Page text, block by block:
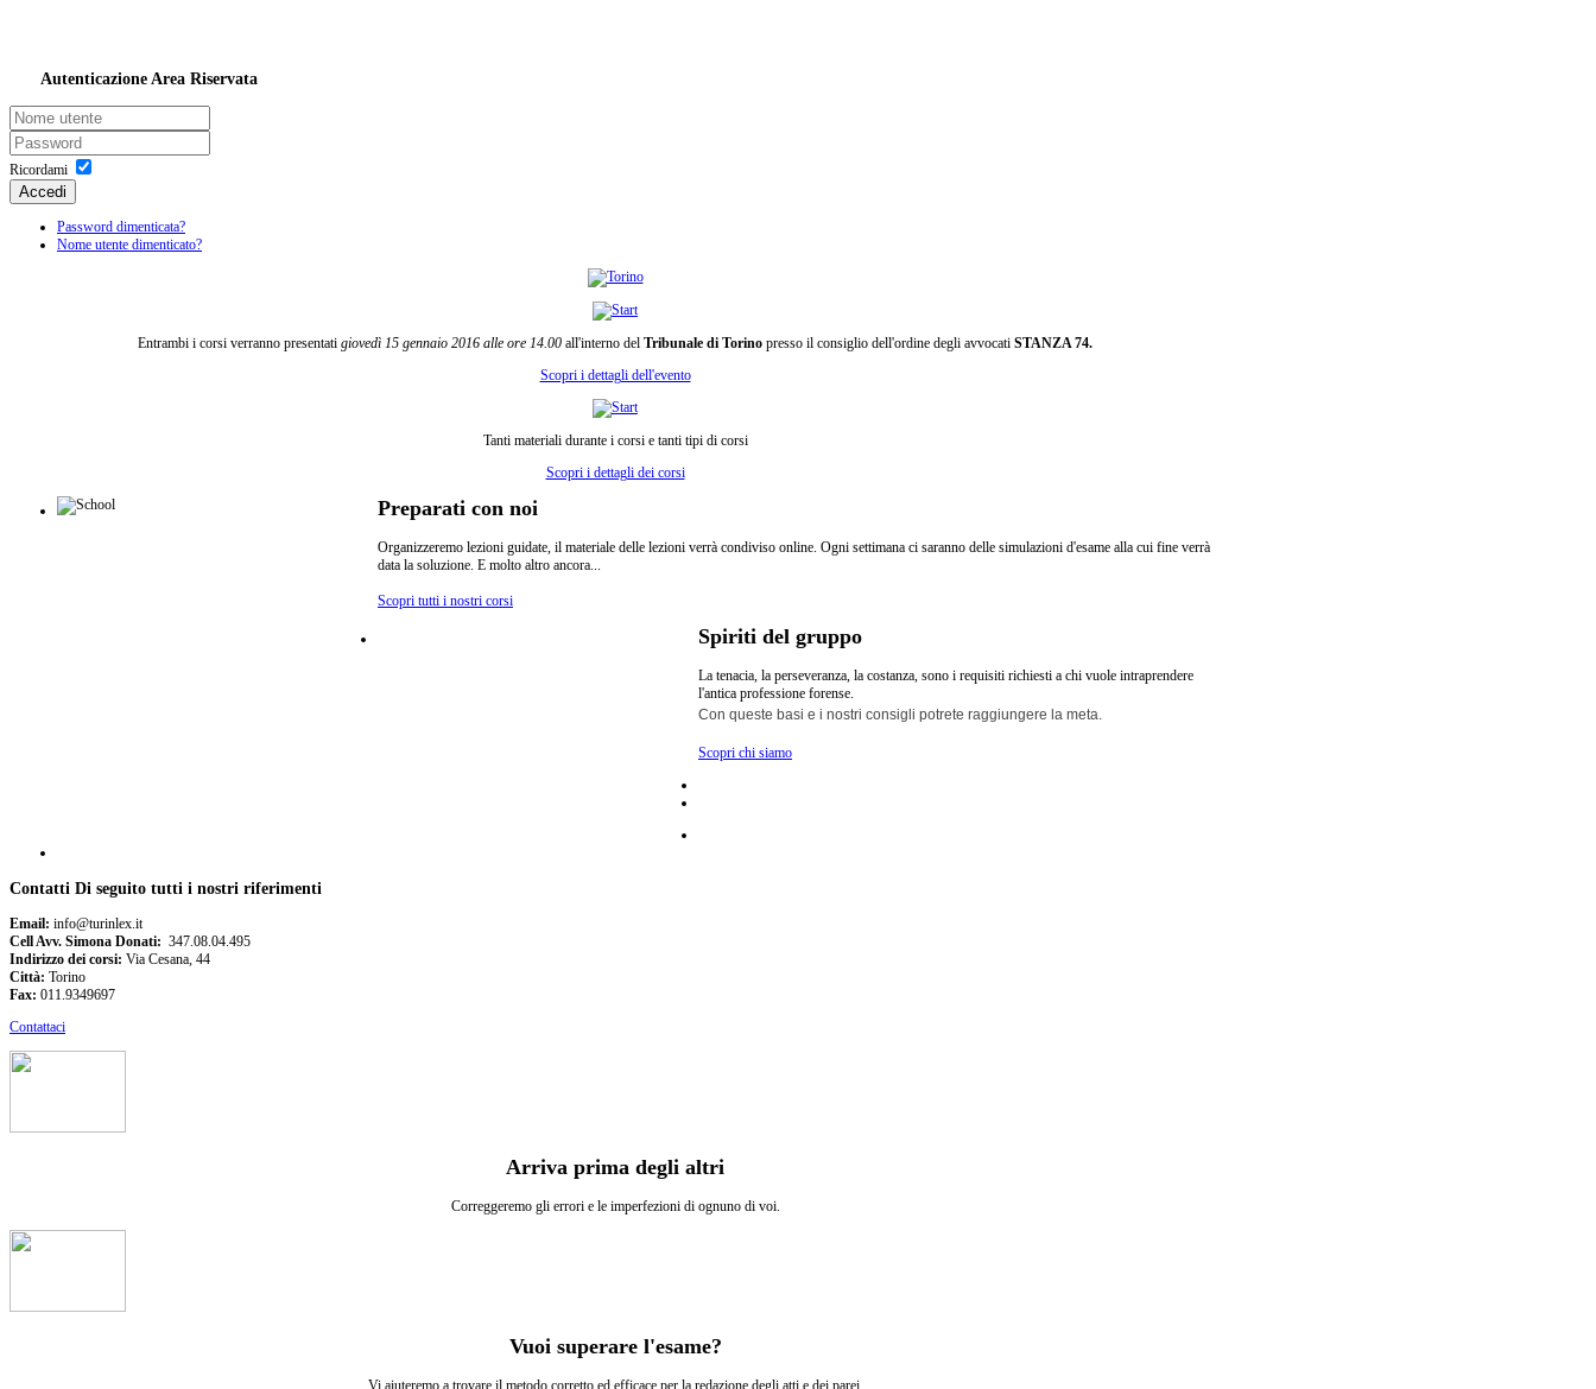
Autenticazione Area Riservata
Ricordami
Accedi
Password dimenticata?
Nome utente dimenticato?
Entrambi i corsi verranno presentati giovedì 15 gennaio 2016 alle ore 14.00 all'interno del Tribunale di Torino presso il consiglio dell'ordine degli avvocati STANZA 74.
Scopri i dettagli dell'evento
Tanti materiali durante i corsi e tanti tipi di corsi
Scopri i dettagli dei corsi
Preparati con noi
Organizzeremo lezioni guidate, il materiale delle lezioni verrà condiviso online. Ogni settimana ci saranno delle simulazioni d'esame alla cui fine verrà
data la soluzione. E molto altro ancora...
Scopri tutti i nostri corsi
Spiriti del gruppo
La tenacia, la perseveranza, la costanza, sono i requisiti richiesti a chi vuole intraprendere
l'antica professione forense.
Con queste basi e i nostri consigli potrete raggiungere la meta.
Scopri chi siamo
Contatti Di seguito tutti i nostri riferimenti
Email: info@turinlex.it
Cell Avv. Simona Donati: 347.08.04.495
Indirizzo dei corsi: Via Cesana, 44
Città: Torino
Fax: 011.9349697
Contattaci
Arriva prima degli altri
Correggeremo gli errori e le imperfezioni di ognuno di voi.
Vuoi superare l'esame?
Vi aiuteremo a trovare il metodo corretto ed efficace per la redazione degli atti e dei parei.